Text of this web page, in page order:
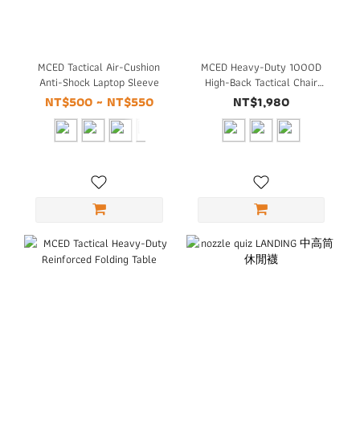
MCED Tactical Air-Cushion
Anti-Shock Laptop Sleeve
NT$500 ~ NT$550
MCED Heavy-Duty 1000D
High-Back Tactical Chair
(Hidden Side Pocket)
NT$1,980